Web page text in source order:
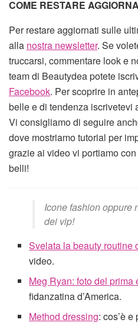
COME RESTARE
Per restare aggiornati sulle
alla nostra newsletter. Se
truccarsi, commentare look e
team di Beautydea potete
Facebook. Per scoprire in
belle e di tendenza iscrivetevi
Vi consigliamo di seguire
dove mostriamo tutorial per
grazie ai video vi portiamo
belli!
Icone fashion oppure
dei vip!
Svelata la beauty routine
video.
Meg Ryan: foto del prima
fidanzatina d’America.
Method dressing: cos’è